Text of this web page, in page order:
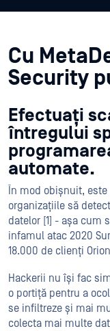
Cu
Security
Efectuați
întregului
automate.
În mod obișnuit,
organizațiile să
datelor [1] - așa cum
infamul atac 2020
18.000 de clienți
Hackerii nu își fac
o portiță pentru a
se infiltreze și mai
colecta mai multe